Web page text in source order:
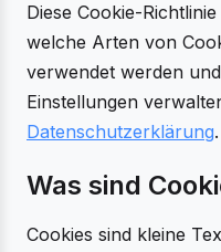
Diese Cookie-
welche Arten von
verwendet werden
Einstellungen
Datenschutzerklärung.
Was sind
Cookies sind kleine